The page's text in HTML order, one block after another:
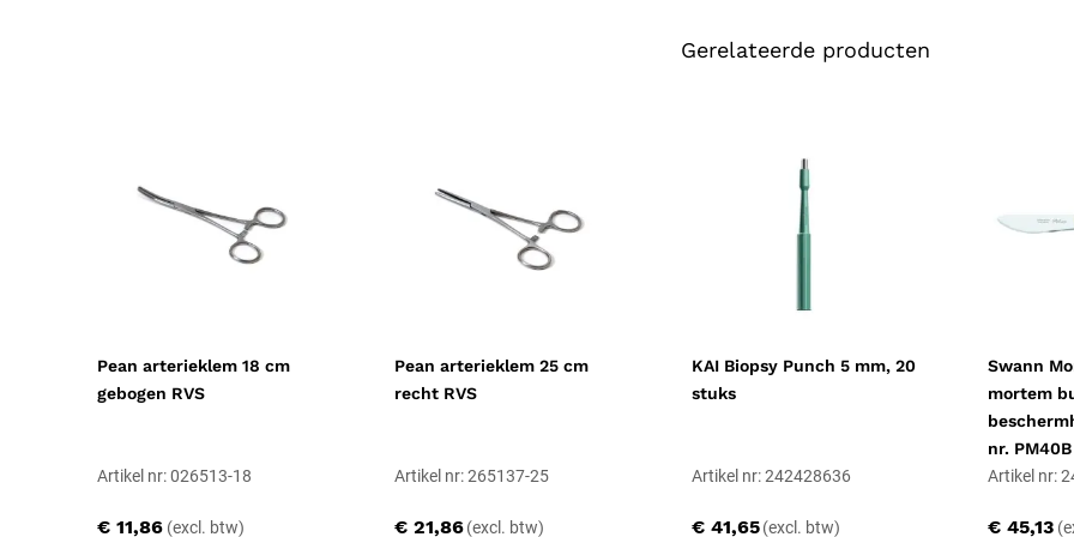
weefselstructuren zonder ze te
. Voor gebogen
De arterieklem is vervaardigd
gemarkeerd als herbruikbaar
scharnier en de cremaillère zijn
nikkelallergie of andere
weefsel.
Reiniging en
Gerelateerde producten
Pean arterieklem 18 cm
gebogen RVS
Artikel nr: 026513-18
€ 11,86
Pean arterieklem 25 cm
recht RVS
Artikel nr: 265137-25
€ 21,86
KAI Biopsy Punch 5 mm, 20
stuks
Artikel nr: 242428636
€ 41,65
Swann
mortem
nr. PM40B
Artikel nr:
€ 45,13